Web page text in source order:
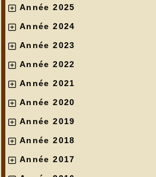
Année 2025
Année 2024
Année 2023
Année 2022
Année 2021
Année 2020
Année 2019
Année 2018
Année 2017